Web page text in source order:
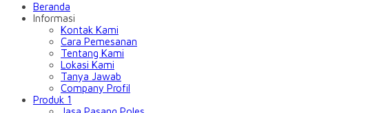
Beranda
Informasi
Kontak Kami
Cara Pemesanan
Tentang Kami
Lokasi Kami
Tanya Jawab
Company Profil
Produk 1